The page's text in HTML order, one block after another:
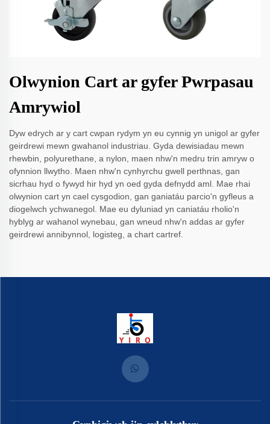
Olwynion Cart ar gyfer Pwrpasau
Amrywiol
Dyw edrych ar y cart cwpan rydym yn eu cynnig yn unigol ar gyfer
geirdrewi mewn gwahanol industriau. Gyda dewisiadau mewn
rhewbin, polyurethane, a nylon, maen nhw'n medru trin amryw o
ofynnion llwytho. Maen nhw'n cynhyrchu gwell perthnas, gan
sicrhau hyd o fywyd hir hyd yn oed gyda defnydd aml. Mae rhai
olwynion cart yn cael cysgodion, gan ganiatáu parcio'n gyfleus a
diogelwch ychwanegol. Mae eu dyluniad yn caniatáu rholio'n
hyblyg ar wahanol wynebau, gan wneud nhw'n addas ar gyfer
geirdrewi annibynnol, logisteg, a chart cartref.